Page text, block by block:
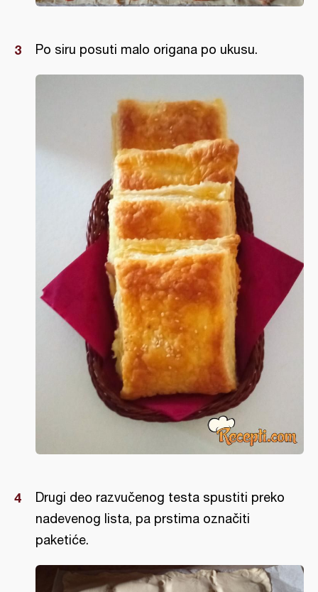
Po siru posuti malo origana po ukusu.
Drugi deo razvučenog testa spustiti preko
nadevenog lista, pa prstima označiti
paketiće.